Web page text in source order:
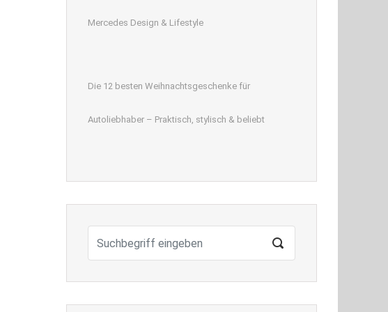
Mercedes Design & Lifestyle
Die 12 besten Weihnachtsgeschenke für
Autoliebhaber – Praktisch, stylisch & beliebt